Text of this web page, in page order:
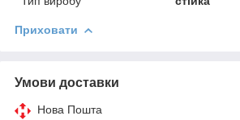
Приховати
Умови доставки
Нова Пошта